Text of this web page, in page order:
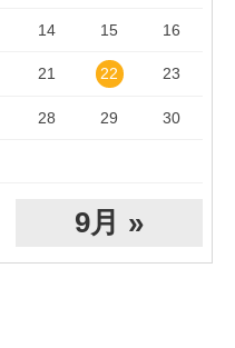
14 15 16
21 22 23
28 29 30
9月 »